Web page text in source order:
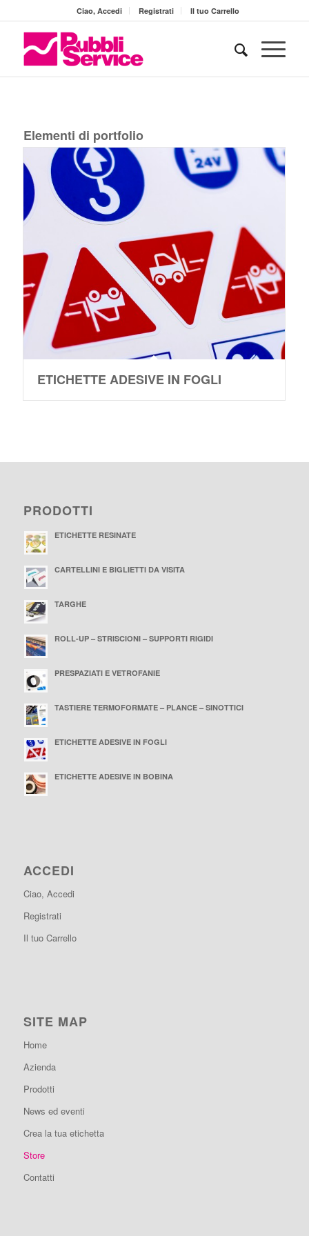
Ciao, Accedi Registrati Il tuo Carrello
Elementi di portfolio
ETICHETTE ADESIVE IN FOGLI
PRODOTTI
ETICHETTE RESINATE
CARTELLINI E BIGLIETTI DA VISITA
TARGHE
ROLL-UP – STRISCIONI – SUPPORTI RIGIDI
PRESPAZIATI E VETROFANIE
TASTIERE TERMOFORMATE – PLANCE – SINOTTICI
ETICHETTE ADESIVE IN FOGLI
ETICHETTE ADESIVE IN BOBINA
ACCEDI
Ciao, Accedi
Registrati
Il tuo Carrello
SITE MAP
Home
Azienda
Prodotti
News ed eventi
Crea la tua etichetta
Store
Contatti